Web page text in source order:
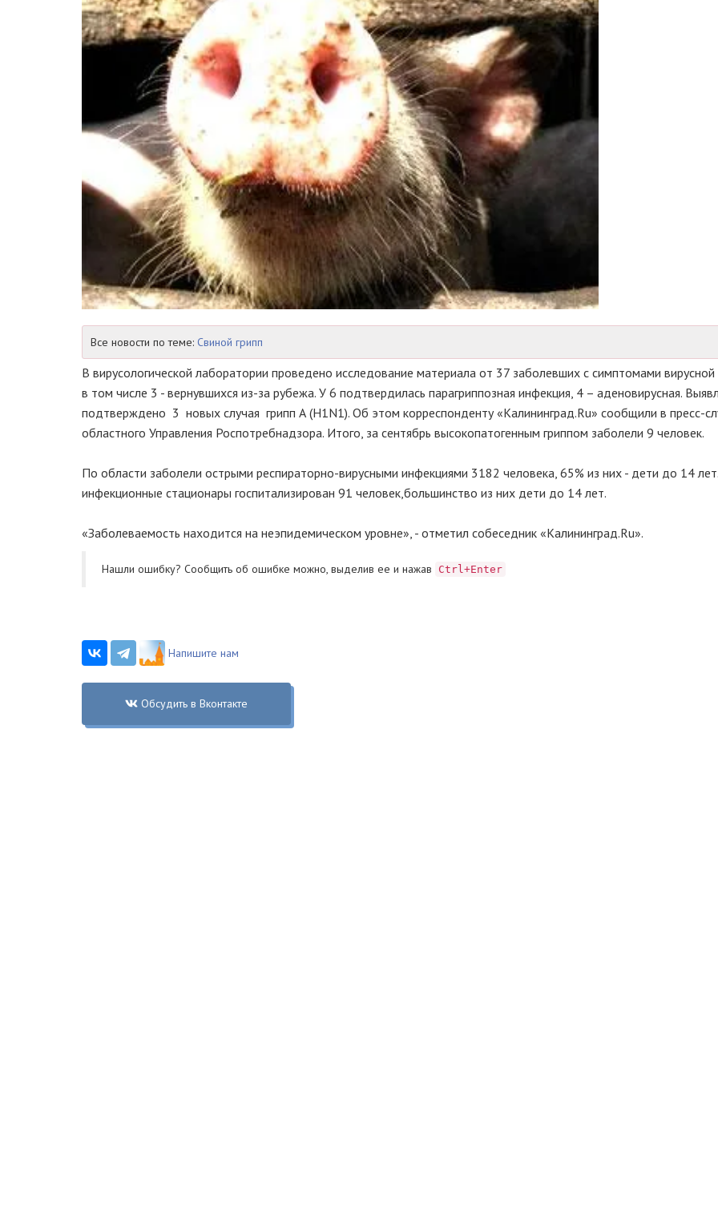
Все новости по теме: Свиной грипп
В вирусологической лаборатории проведено исследование материала от 37 заболевших с симптомами вирусной
в том числе 3 - вернувшихся из-за рубежа. У 6 подтвердилась парагриппозная инфекция, 4 – аденовирусная.
подтверждено 3 новых случая грипп А (H1N1). Об этом корреспонденту «Калининград.Ru» сообщили в пресс-
областного Управления Роспотребнадзора. Итого, за сентябрь высокопатогенным гриппом заболели 9 человек.
По области заболели острыми респираторно-вирусными инфекциями 3182 человека, 65% из них - дети до 14
инфекционные стационары госпитализирован 91 человек,большинство из них дети до 14 лет.
«Заболеваемость находится на неэпидемическом уровне», - отметил собеседник «Калининград.Ru».
Нашли ошибку? Cообщить об ошибке можно, выделив ее и нажав Ctrl+Enter
Напишите нам
Обсудить в Вконтакте